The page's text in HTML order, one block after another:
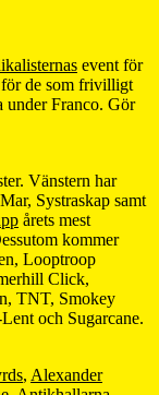
event för
för de som frivilligt
under Franco. Gör
Vänstern har
Systraskap samt
årets mest
kommer
Looptroop
Click,
TNT, Smokey
och Sugarcane.
, Alexander